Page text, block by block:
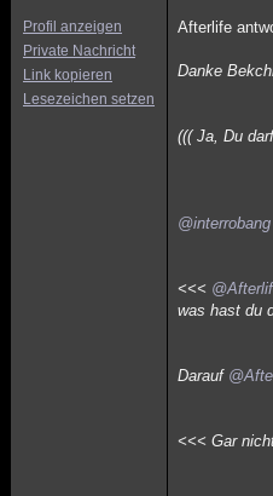
Profil anzeigen
Private Nachricht
Link kopieren
Lesezeichen setzen
Afterlife
Danke
((( Ja, Du
@interrobang
<<<
was hast du
Darauf
<<<Gar